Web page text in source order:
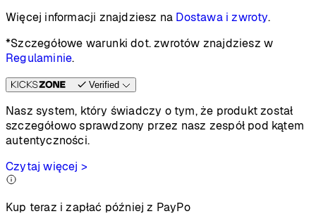
Więcej informacji znajdziesz na Dostawa i zwroty.
*Szczegółowe warunki dot. zwrotów znajdziesz w
Regulaminie.
Verified
Nasz system, który świadczy o tym, że produkt został
szczegółowo sprawdzony przez nasz zespół pod kątem
autentyczności.
Czytaj więcej >
Kup teraz i zapłać później z PayPo